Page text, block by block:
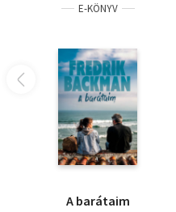
E-KÖNYV
A barátaim